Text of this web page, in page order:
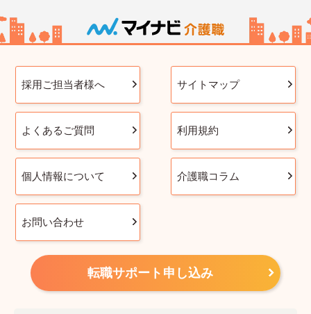
採用ご担当者様へ サイトマップ
よくあるご質問 利用規約
個人情報について 介護職コラム
お問い合わせ
転職サポート申し込み